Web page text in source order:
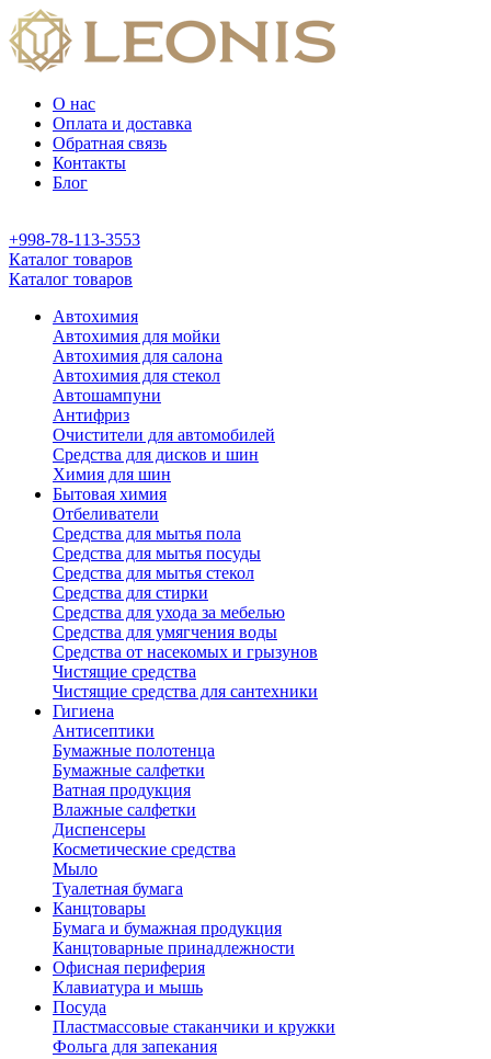
О нас
Оплата и доставка
Обратная связь
Контакты
Блог
+998-78-113-3553
Каталог товаров
Каталог товаров
Автохимия
Автохимия для мойки
Автохимия для салона
Автохимия для стекол
Автошампуни
Антифриз
Очистители для автомобилей
Средства для дисков и шин
Химия для шин
Бытовая химия
Отбеливатели
Средства для мытья пола
Средства для мытья посуды
Средства для мытья стекол
Средства для стирки
Средства для ухода за мебелью
Средства для умягчения воды
Средства от насекомых и грызунов
Чистящие средства
Чистящие средства для сантехники
Гигиена
Антисептики
Бумажные полотенца
Бумажные салфетки
Ватная продукция
Влажные салфетки
Диспенсеры
Косметические средства
Мыло
Туалетная бумага
Канцтовары
Бумага и бумажная продукция
Канцтоварные принадлежности
Офисная периферия
Клавиатура и мышь
Посуда
Пластмассовые стаканчики и кружки
Фольга для запекания